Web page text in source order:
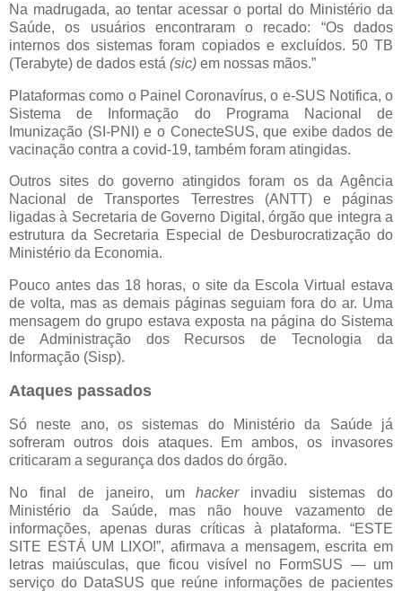
Na madrugada, ao tentar acessar o portal do Ministério da
Saúde, os usuários encontraram o recado: “Os dados
internos dos sistemas foram copiados e excluídos. 50 TB
(Terabyte) de dados está (sic) em nossas mãos.”
Plataformas como o Painel Coronavírus, o e-SUS Notifica, o
Sistema de Informação do Programa Nacional de
Imunização (SI-PNI) e o ConecteSUS, que exibe dados de
vacinação contra a covid-19, também foram atingidas.
Outros sites do governo atingidos foram os da Agência
Nacional de Transportes Terrestres (ANTT) e páginas
ligadas à Secretaria de Governo Digital, órgão que integra a
estrutura da Secretaria Especial de Desburocratização do
Ministério da Economia.
Pouco antes das 18 horas, o site da Escola Virtual estava
de volta, mas as demais páginas seguiam fora do ar. Uma
mensagem do grupo estava exposta na página do Sistema
de Administração dos Recursos de Tecnologia da
Informação (Sisp).
Ataques passados
Só neste ano, os sistemas do Ministério da Saúde já
sofreram outros dois ataques. Em ambos, os invasores
criticaram a segurança dos dados do órgão.
No final de janeiro, umhackerinvadiu sistemas do
Ministério da Saúde, mas não houve vazamento de
informações, apenas duras críticas à plataforma. “ESTE
SITE ESTÁ UM LIXO!”, afirmava a mensagem, escrita em
letras maiúsculas, que ficou visível no FormSUS — um
serviço do DataSUS que reúne informações de pacientes